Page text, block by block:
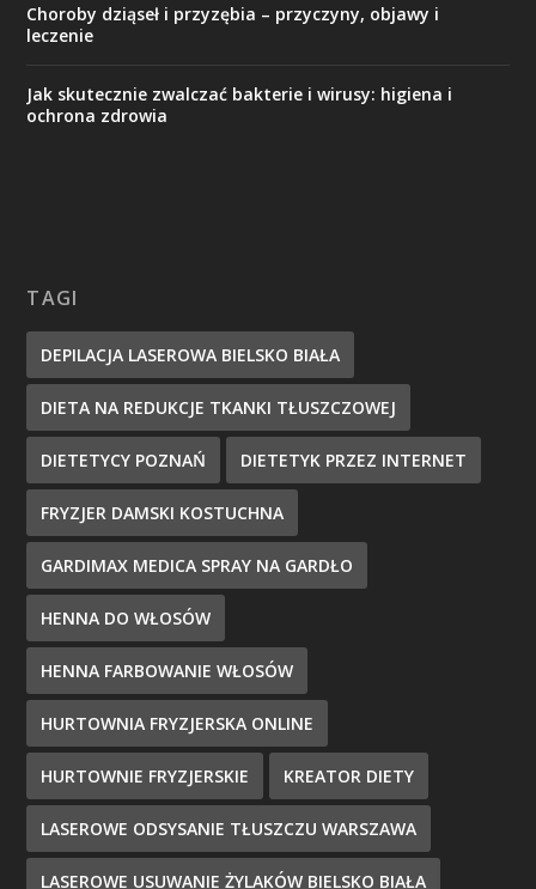
Choroby dziąseł i przyzębia – przyczyny, objawy i
leczenie
Jak skutecznie zwalczać bakterie i wirusy: higiena i
ochrona zdrowia
TAGI
DEPILACJA LASEROWA BIELSKO BIAŁA
DIETA NA REDUKCJE TKANKI TŁUSZCZOWEJ
DIETETYCY POZNAŃ DIETETYK PRZEZ INTERNET
FRYZJER DAMSKI KOSTUCHNA
GARDIMAX MEDICA SPRAY NA GARDŁO
HENNA DO WŁOSÓW
HENNA FARBOWANIE WŁOSÓW
HURTOWNIA FRYZJERSKA ONLINE
HURTOWNIE FRYZJERSKIE KREATOR DIETY
LASEROWE ODSYSANIE TŁUSZCZU WARSZAWA
LASEROWE USUWANIE ŻYLAKÓW BIELSKO BIAŁA